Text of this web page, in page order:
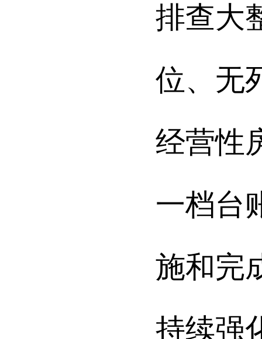
排查大
位、无
经营性
一档台
施和完
持续强